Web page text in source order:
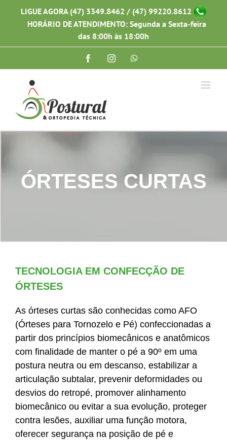
LIGUE AGORA (47) 3349.8462 / (47) 99220.8612
HORÁRIO DE ATENDIMENTO: Segunda a Sexta-feira
das 8:00h às 18:00h
FacebookInstagram
ÓRTESES CURTAS
TECNOLOGIA EM CONFECÇÃO DE
ÓRTESES
As órteses curtas são conhecidas como AFO
(Órteses para Tornozelo e Pé) confeccionadas a
partir dos princípios biomecânicos e anatômicos
com finalidade de manter o pé a 90º em uma
postura neutra ou em descanso, estabilizar a
articulação subtalar, prevenir deformidades ou
desvios do retropé, promover alinhamento
biomecânico ou evitar a sua evolução, proteger
contra lesões, auxiliar uma função motora,
oferecer segurança na posição de pé e